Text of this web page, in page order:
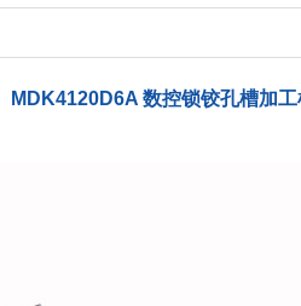
MDK4120D6A 数控锁铰孔槽加工